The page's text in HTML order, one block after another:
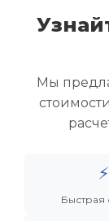
Скупка
Скупка
Скупка
Скупка
Скупка
Мы
⚡
Быстрая